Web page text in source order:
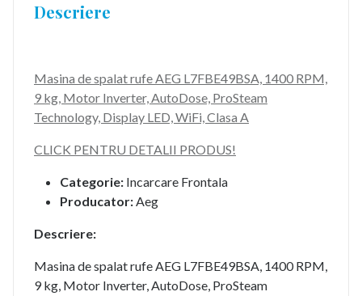
Descriere
Masina de spalat rufe AEG L7FBE49BSA, 1400 RPM,
9 kg, Motor Inverter, AutoDose, ProSteam
Technology, Display LED, WiFi, Clasa A
CLICK PENTRU DETALII PRODUS!
Categorie: Incarcare Frontala
Producator:Aeg
Descriere:
Masina de spalat rufe AEG L7FBE49BSA, 1400 RPM,
9 kg, Motor Inverter, AutoDose, ProSteam